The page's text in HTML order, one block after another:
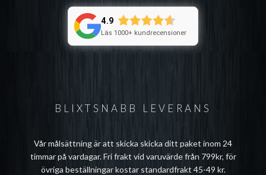
BLIXTSNABB LEVERANS
Vår målsättning är att skicka skicka ditt paket inom 24
timmar på vardagar. Fri frakt vid varuvärde från 799kr, för
övriga beställningar kostar standardfrakt 45-49 kr.
4.9
Läs 1000+ kundrecensioner